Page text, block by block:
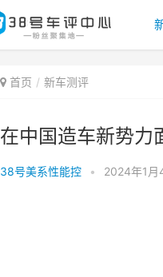
首页 新车测评
在中国造车新势力
38号美系性能控 • 2024年1